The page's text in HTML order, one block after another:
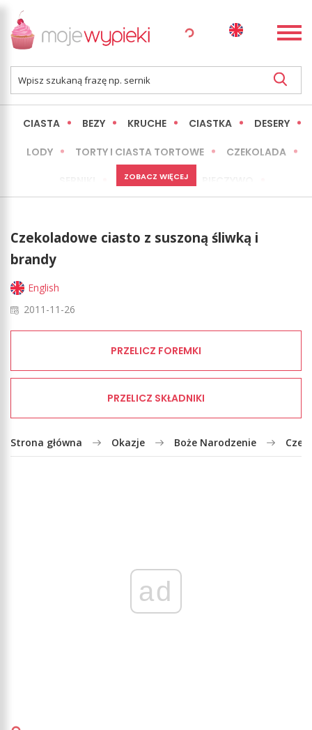
CIASTA BEZY KRUCHE CIASTKA DESERY
LODY TORTY I CIASTA TORTOWE CZEKOLADA
MINI WYPIEKI
LŻEJSZE / ZDROWSZE INNE
ZOBACZ WIĘCEJ
Czekoladowe ciasto z suszoną śliwką i
brandy
English
2011-11-26
PRZELICZ FOREMKI
PRZELICZ SKŁADNIKI
Strona główna Okazje Boże Narodzenie
ad